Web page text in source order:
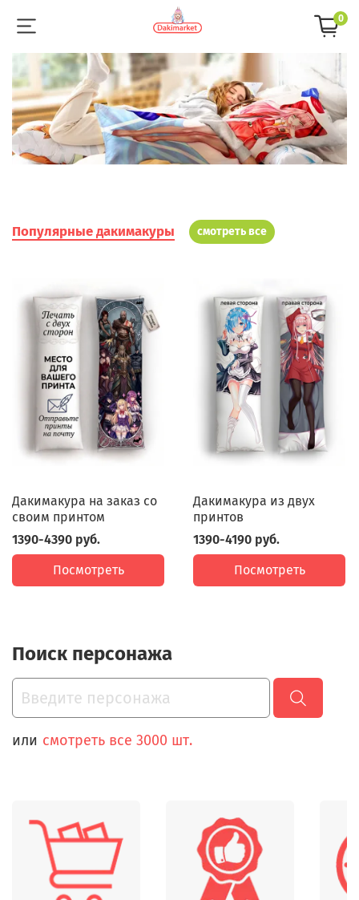
0
Популярные дакимакуры смотреть все
Дакимакура на заказ со
своим принтом
1390-4390 руб.
Посмотреть
Дакимакура из двух
принтов
1390-4190 руб.
Посмотреть
Поиск персонажа
или смотреть все 3000 шт.